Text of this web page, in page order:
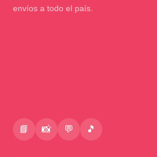
envíos a todo el país.
📘 📸 💬 🎵